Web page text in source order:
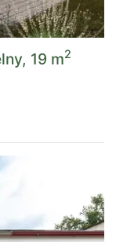
19 m2